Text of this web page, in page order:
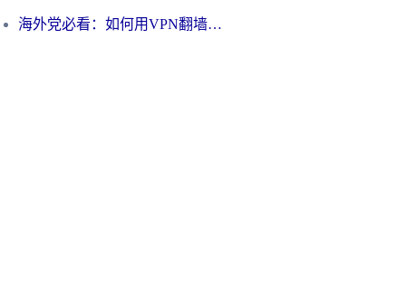
海外党必看：如何用VPN翻墙到大陆PTT？一篇解决你所有回国加速痛点